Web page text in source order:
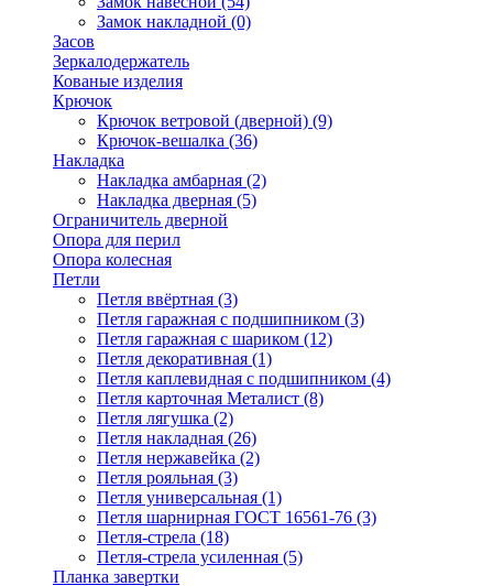
Замок накладной (0)
Засов
Зеркалодержатель
Кованые изделия
Крючок
Крючок ветровой (дверной) (9)
Крючок-вешалка (36)
Накладка
Накладка амбарная (2)
Накладка дверная (5)
Ограничитель дверной
Опора для перил
Опора колесная
Петли
Петля ввёртная (3)
Петля гаражная с подшипником (3)
Петля гаражная с шариком (12)
Петля декоративная (1)
Петля каплевидная с подшипником (4)
Петля карточная Металист (8)
Петля лягушка (2)
Петля накладная (26)
Петля нержавейка (2)
Петля рояльная (3)
Петля универсальная (1)
Петля шарнирная ГОСТ 16561-76 (3)
Петля-стрела (18)
Петля-стрела усиленная (5)
Планка завертки